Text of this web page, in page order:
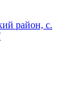
район, с.